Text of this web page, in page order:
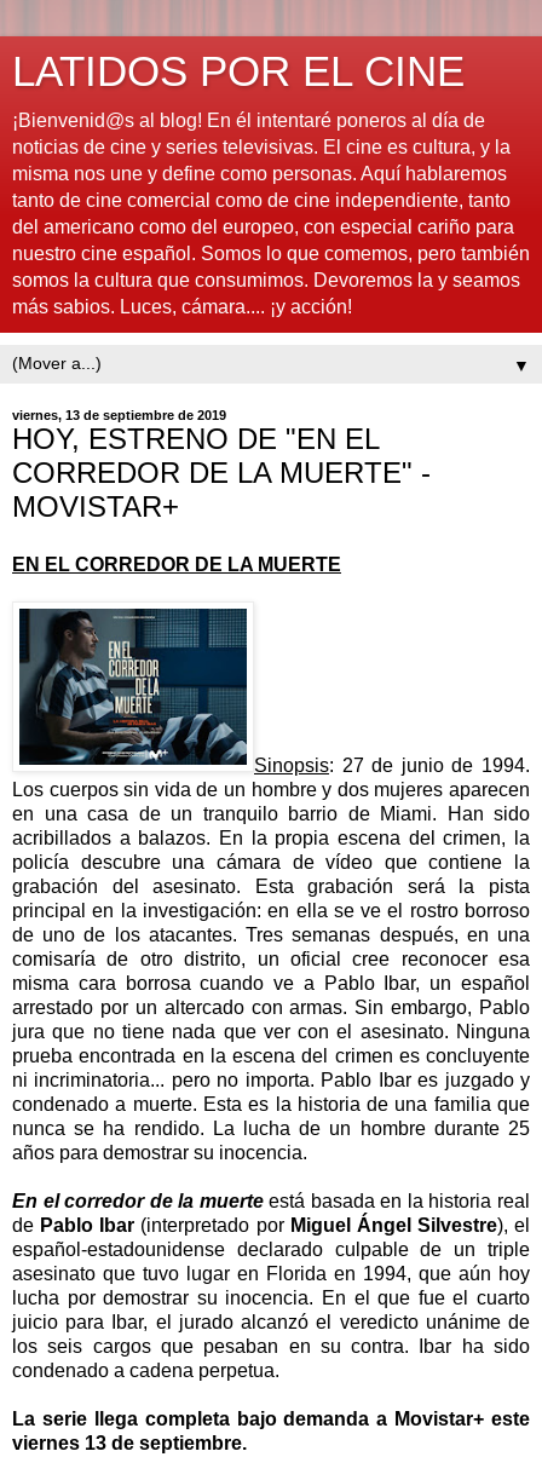
LATIDOS POR EL CINE
¡Bienvenid@s al blog! En él intentaré poneros al día de
noticias de cine y series televisivas. El cine es cultura, y la
misma nos une y define como personas. Aquí hablaremos
tanto de cine comercial como de cine independiente, tanto
del americano como del europeo, con especial cariño para
nuestro cine español. Somos lo que comemos, pero también
somos la cultura que consumimos. Devoremos la y seamos
más sabios. Luces, cámara.... ¡y acción!
▼
viernes, 13 de septiembre de 2019
HOY, ESTRENO DE "EN EL
CORREDOR DE LA MUERTE" -
MOVISTAR+
EN EL CORREDOR DE LA MUERTE
Sinopsis: 27 de junio de 1994.
Los cuerpos sin vida de un hombre y dos mujeres aparecen
en una casa de un tranquilo barrio de Miami. Han sido
acribillados a balazos. En la propia escena del crimen, la
policía descubre una cámara de vídeo que contiene la
grabación del asesinato. Esta grabación será la pista
principal en la investigación: en ella se ve el rostro borroso
de uno de los atacantes. Tres semanas después, en una
comisaría de otro distrito, un oficial cree reconocer esa
misma cara borrosa cuando ve a Pablo Ibar, un español
arrestado por un altercado con armas. Sin embargo, Pablo
jura que no tiene nada que ver con el asesinato. Ninguna
prueba encontrada en la escena del crimen es concluyente
ni incriminatoria... pero no importa. Pablo Ibar es juzgado y
condenado a muerte. Esta es la historia de una familia que
nunca se ha rendido. La lucha de un hombre durante 25
años para demostrar su inocencia.
En el corredor de la muerteestá basada en la historia real
de Pablo Ibar (interpretado por Miguel Ángel Silvestre), el
español-estadounidense declarado culpable de un triple
asesinato que tuvo lugar en Florida en 1994, que aún hoy
lucha por demostrar su inocencia. En el que fue el cuarto
juicio para Ibar, el jurado alcanzó el veredicto unánime de
los seis cargos que pesaban en su contra. Ibar ha sido
condenado a cadena perpetua.
La serie llega completa bajo demanda a Movistar+ este
viernes 13 de septiembre.